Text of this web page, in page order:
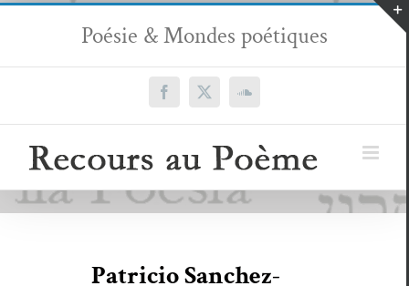
Passer
contenu
Poésie & Mondes poétiques
Facebook
X SoundCloud
Patricio Sanchez-